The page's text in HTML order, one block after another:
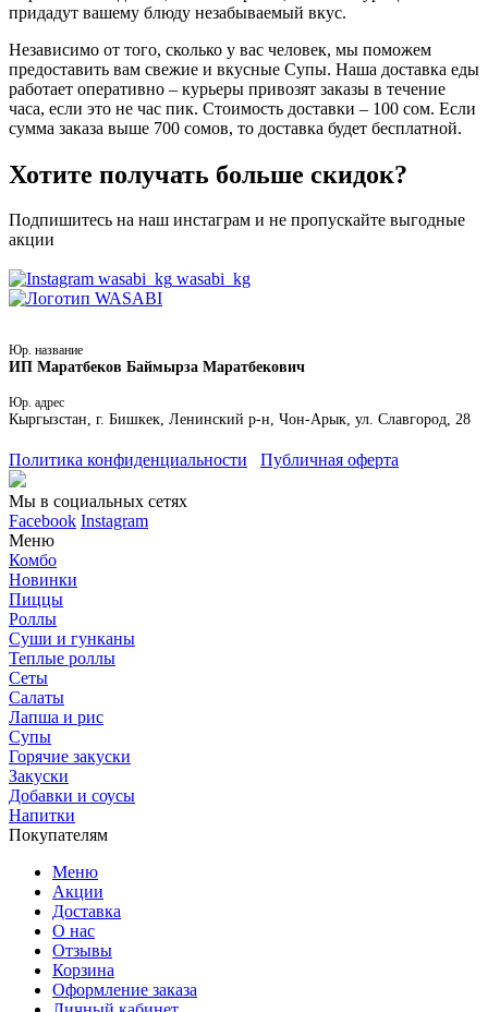
придадут вашему блюду незабываемый вкус.
Независимо от того, сколько у вас человек, мы поможем
предоставить вам свежие и вкусные Супы. Наша доставка еды
работает оперативно – курьеры привозят заказы в течение
часа, если это не час пик. Стоимость доставки – 100 сом. Если
сумма заказа выше 700 сомов, то доставка будет бесплатной.
Хотите получать больше скидок?
Подпишитесь на наш инстаграм и не пропускайте выгодные
акции
wasabi_kg
Юр. название
ИП Маратбеков Баймырза Маратбекович
Юр. адрес
Кыргызстан, г. Бишкек, Ленинский р-н, Чон-Арык, ул. Славгород, 28
Политика конфиденциальности Публичная оферта
Мы в социальных сетях
Facebook Instagram
Меню
Комбо
Новинки
Пиццы
Роллы
Суши и гунканы
Теплые роллы
Сеты
Салаты
Лапша и рис
Супы
Горячие закуски
Закуски
Добавки и соусы
Напитки
Покупателям
Меню
Акции
Доставка
О нас
Отзывы
Корзина
Оформление заказа